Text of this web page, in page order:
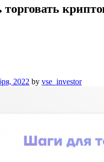
торговать
2022 by vse_investor